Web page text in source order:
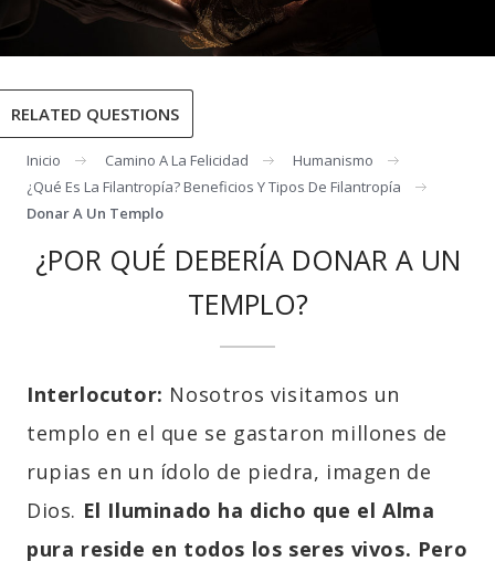
RELATED QUESTIONS
Inicio Camino A La Felicidad
Humanismo
¿qué Es La Filantropía? Beneficios Y Tipos De Filantropía
Donar A Un Templo
¿POR QUÉ DEBERÍA DONAR A UN
TEMPLO?
Interlocutor: Nosotros visitamos un
templo en el que se gastaron millones de
rupias en un ídolo de piedra, imagen de
Dios. El Iluminado ha dicho que el Alma
pura reside en todos los seres vivos. Pero